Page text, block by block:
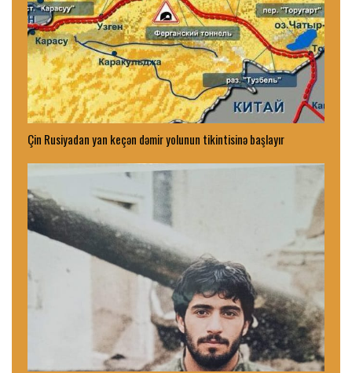
Çin Rusiyadan yan keçən dəmir yolunun tikintisinə başlayır